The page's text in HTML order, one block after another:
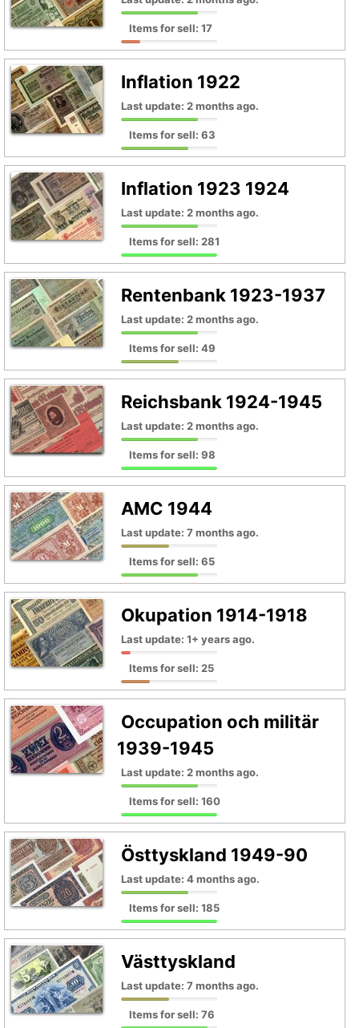
Items for sell: 17
Inflation 1922
Last update: 2 months ago.
Items for sell: 63
Inflation 1923 1924
Last update: 2 months ago.
Items for sell: 281
Rentenbank 1923-1937
Last update: 2 months ago.
Items for sell: 49
Reichsbank 1924-1945
Last update: 2 months ago.
Items for sell: 98
AMC 1944
Last update: 7 months ago.
Items for sell: 65
Okupation 1914-1918
Last update: 1+ years ago.
Items for sell: 25
Occupation och militär
1939-1945
Last update: 2 months ago.
Items for sell: 160
Östtyskland 1949-90
Last update: 4 months ago.
Items for sell: 185
Västtyskland
Last update: 7 months ago.
Items for sell: 76